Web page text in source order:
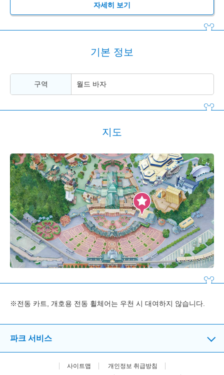
자세히 보기
기본 정보
구역 월드 바자
지도
※전동 카트, 개호용 전동 휠체어는 우천 시 대여하지 않습니다.
파크 서비스
사이트맵
개인정보 취급방침